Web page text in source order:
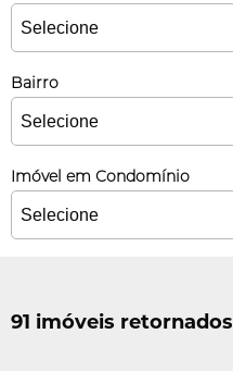
Bairro
Imóvel em Condomínio
91 imóveis retornados